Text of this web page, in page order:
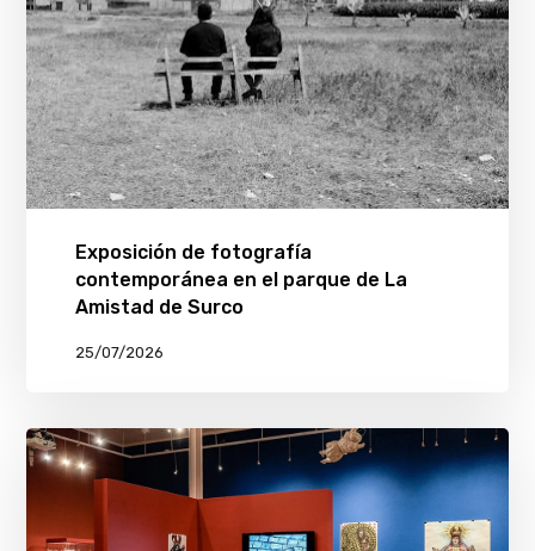
Exposición de fotografía
contemporánea en el parque de La
Amistad de Surco
25/07/2026